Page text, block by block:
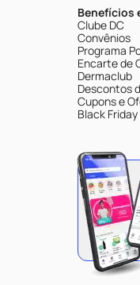
Benefícios
Clube DC
Convênios
Programa
Encarte de
Dermaclub
Descontos
Cupons e
Black Friday